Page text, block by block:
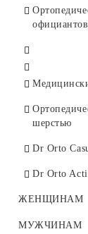
официантов
шерстью
Dr Orto
Dr Orto
ЖЕНЩИНАМ
Спортивная
МУЖЧИНАМ